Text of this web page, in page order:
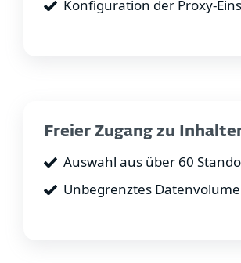
Konfiguration der Proxy-
Freier Zugang zu
Auswahl aus über 60
Unbegrenztes